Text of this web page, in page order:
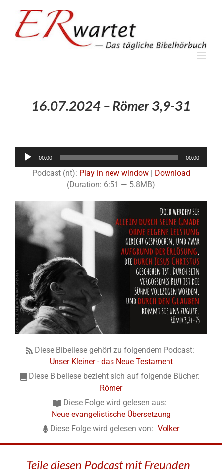
springen
16.07.2024 – Römer 3,9-31
00:00 00:00
Podcast (nt): Play in new window| Download
(Duration: 6:51 — 5.8MB)
Diese Bibellese gehört zu folgendem Podcast:
Unser Kleiner - das Neue Testament
Diese Bibellese bezieht sich auf folgende Bücher:
Römer
Diese Folge wird gelesen aus:
Neue evangelistische Übersetzung
Diese Folge wird gelesen von: Volker
Teile diesen Podcast mit Freunden